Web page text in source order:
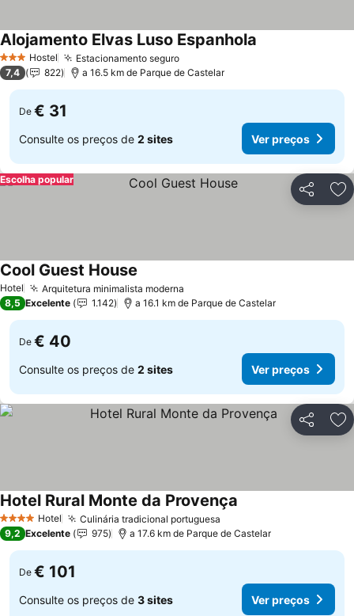
3 EstrelasHostel Estacionamento seguro
Alojamento Elvas Luso Espanhola
7,4 822 a 16.5 km de Parque de Castelar
De € 31
Consulte os preços de 2 sites Ver preços
Partilhar
Escolha popular
Hotel Arquitetura minimalista moderna
Cool Guest House
8,5 Excelente 1.142 a 16.1 km de Parque de Castelar
De € 40
Consulte os preços de 2 sites Ver preços
Partilhar
4 EstrelasHotel Culinária tradicional portuguesa
Hotel Rural Monte da Provença
9,2 Excelente 975 a 17.6 km de Parque de Castelar
De € 101
Consulte os preços de 3 sites Ver preços